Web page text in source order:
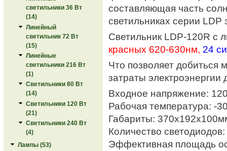
светильники 36 Вт
(14)
Линейный
светильник 72 Вт
(15)
Линейные
светильники 216 Вт
(1)
Светильники 80 Вт
(14)
Светильники 120 Вт
(21)
Светильники 240 Вт
(4)
Лампы (53)
составляющая часть
светильниках серии
Светильник LDP-120R с
красных 620-630нм, 24
Что позволяет добиться
затраты
Входное напряжение:
Рабочая температура: -
Габариты:
Количество
Эффективная площадь